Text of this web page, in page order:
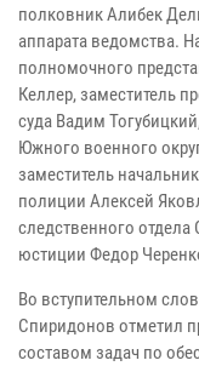
полковник Алибек
аппарата ведомства.
полномочного
Келлер, заместитель
суда Вадим
Южного военного
заместитель
полиции Алексей
следственного
юстиции Федор
Во вступительном
Спиридонов отметил
составом задач по